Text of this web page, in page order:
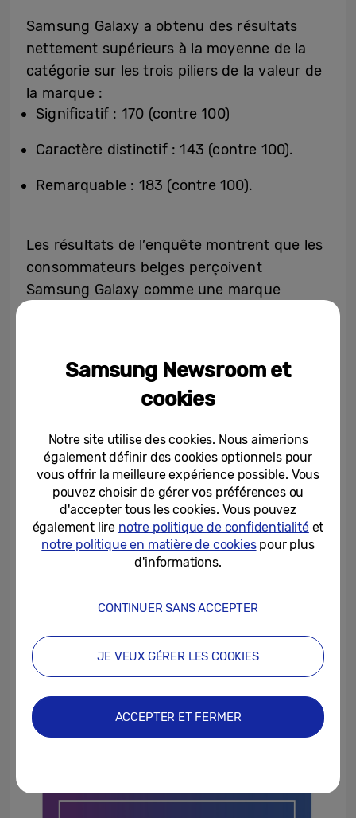
Samsung Galaxy a obtenu des résultats
nettement supérieurs à la moyenne de la
catégorie sur les trois piliers de la valeur de
la marque :
Significatif : 170 (contre 100)
Caractère distinctif : 143 (contre 100).
Remarquable : 183 (contre 100).
Les résultats de l’enquête montrent que les
consommateurs belges perçoivent
Samsung Galaxy comme une marque
ne se contente pas d’innover dans ses
produits (tels que les pliables et Galaxy AI),
domaine du marketing, en utilisant des
médias créatifs et des activations
audacieuses pour attirer son public.
« Le fait que nous soyons la marque
numéro un en Belgique pour la troisième
confirmation de notre ADN coréen :
grâce à une équipe qui remet en question le
statu quo et qui va toujours plus loin »,
Communications Manager chez Samsung
Electronics Benelux.
Samsung Newsroom et
cookies
Notre site utilise des cookies. Nous aimerions
également définir des cookies optionnels pour
vous offrir la meilleure expérience possible. Vous
pouvez choisir de gérer vos préférences ou
d'accepter tous les cookies. Vous pouvez
également lire notre politique de confidentialitéet
notre politique en matière de cookiespour plus
d'informations.
CONTINUER SANS ACCEPTER
JE VEUX GÉRER LES COOKIES
ACCEPTER ET FERMER